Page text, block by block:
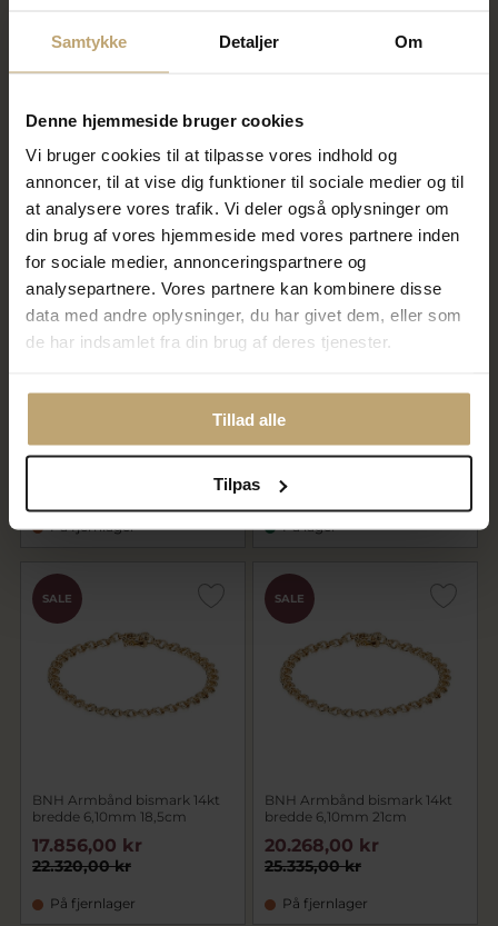
Samtykke Detaljer Om
Denne hjemmeside bruger cookies
Vi bruger cookies til at tilpasse vores indhold og
annoncer, til at vise dig funktioner til sociale medier og til
at analysere vores trafik. Vi deler også oplysninger om
din brug af vores hjemmeside med vores partnere inden
for sociale medier, annonceringspartnere og
analysepartnere. Vores partnere kan kombinere disse
data med andre oplysninger, du har givet dem, eller som
de har indsamlet fra din brug af deres tjenester.
Tillad alle
Tilpas
BNH Armbånd bismark 14kt
55.595,00 kr
På fjernlager
BNH Armbånd bismark 14kt
15.990,00 kr
På fjernlager
BNH Armbånd bismark 14kt
På fjernlager
SALE
BNH Armbånd bismark 14kt
22.735,00 kr
På lager
SALE
BNH Armbånd bismark 14kt
bredde 6,10mm 18,5cm
22.320,00 kr
17.856,00 kr
På fjernlager
SALE
BNH Armbånd bismark 14kt
bredde 6,10mm 21cm
25.335,00 kr
20.268,00 kr
På fjernlager